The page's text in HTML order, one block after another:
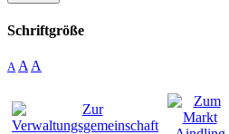
Schriftgröße
A A A